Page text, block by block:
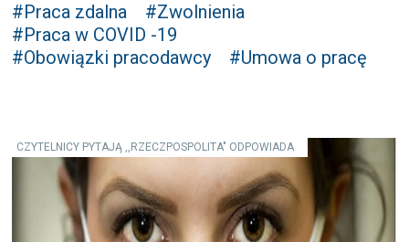
#Praca zdalna
#Zwolnienia
#Praca w COVID -19
#Obowiązki pracodawcy
#Umowa o pracę
CZYTELNICY PYTAJĄ ,,RZECZPOSPOLITA" ODPOWIADA